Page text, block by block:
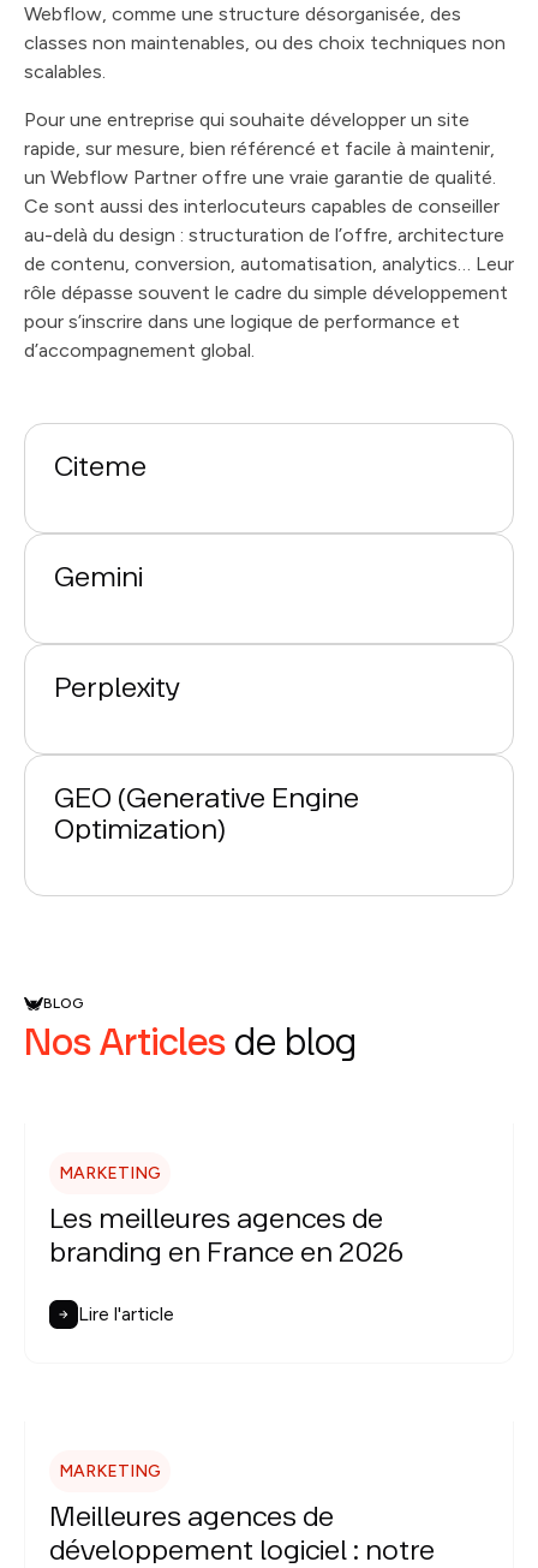
Webflow, comme une structure désorganisée, des
classes non maintenables, ou des choix techniques non
scalables.
Pour une entreprise qui souhaite développer un site
rapide, sur mesure, bien référencé et facile à maintenir,
un Webflow Partner offre une vraie garantie de qualité.
Ce sont aussi des interlocuteurs capables de conseiller
au-delà du design : structuration de l’offre, architecture
de contenu, conversion, automatisation, analytics… Leur
rôle dépasse souvent le cadre du simple développement
pour s’inscrire dans une logique de performance et
d’accompagnement global.
Citeme
Gemini
Perplexity
GEO (Generative Engine
Optimization)
BLOG
Nos Articles de blog
MARKETING
Les meilleures agences de
branding en France en 2026
Lire l'article
MARKETING
Meilleures agences de
développement logiciel : notre